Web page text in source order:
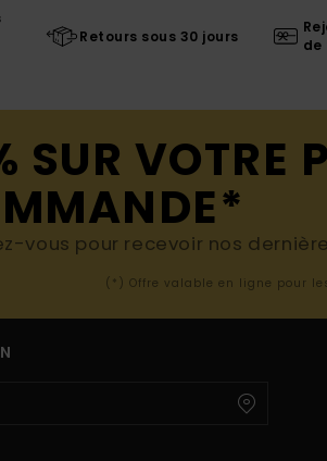
Retours sous 30 jours
SUR VOTRE
vous pour recevoir nos
(*) Offre valable en ligne pour